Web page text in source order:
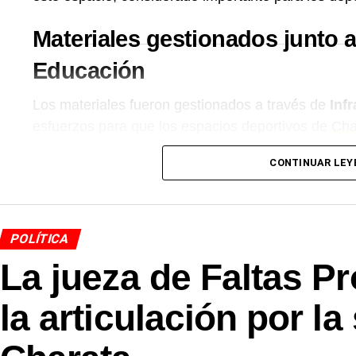
Materiales gestionados junto
Educación
Los materiales fueron gestionados a través de
condiciones. Desde la comuna remarcaron que
lugares donde los vecinos y deportistas se
Másnoticias de CharataenCharataChaco.Net.
CONTINUAR
POLÍTICA
La jueza de Faltas
la articulación por